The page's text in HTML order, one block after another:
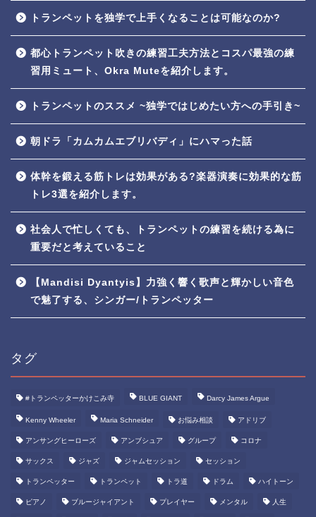
トランペットを独学で上手くなることは可能なのか?
都心トランペット吹きの練習工夫方法とコスパ最強の練
習用ミュート、Okra Muteを紹介します。
トランペットのススメ ~独学ではじめたい方への手引き~
朝ドラ「カムカムエブリバディ」にハマった話
体幹を鍛える筋トレは効果がある?楽器演奏に効果的な筋
トレ3選を紹介します。
社会人で忙しくても、トランペットの練習を続ける為に
重要だと考えていること
【Mandisi Dyantyis】力強く響く歌声と輝かしい音色
で魅了する、シンガー/トランペッター
タグ
#トランペッターかけこみ寺 BLUE GIANT Darcy James Argue
Kenny Wheeler Maria Schneider お悩み相談 アドリブ
アンサングヒーローズ アンブシュア グループ コロナ
サックス ジャズ ジャムセッション セッション
トランペッター トランペット トラ道 ドラム ハイトーン
ピアノ ブルージャイアント プレイヤー メンタル 人生